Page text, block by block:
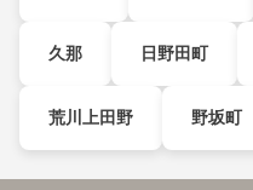
久那 日野田町
荒川上田野 野坂町